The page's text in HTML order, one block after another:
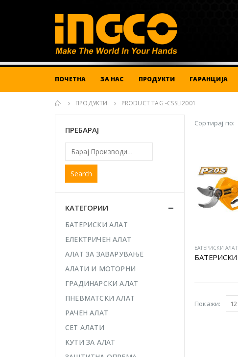
ПОЧЕТНА ЗА НАС ПРОДУКТИ ГАРАНЦИЈА
ПРОДУКТИ PRODUCT TAG -CSSLI2001
Сортирај по:
БАТЕРИСКИ АЛАТ
Покажи:
ПРЕБАРАЈ
Search
КАТЕГОРИИ
БАТЕРИСКИ АЛАТ
ЕЛЕКТРИЧЕН АЛАТ
АЛАТ ЗА ЗАВАРУВАЊЕ
АЛАТИ И МОТОРНИ
ГРАДИНАРСКИ АЛАТ
ПНЕВМАТСКИ АЛАТ
РАЧЕН АЛАТ
СЕТ АЛАТИ
КУТИ ЗА АЛАТ